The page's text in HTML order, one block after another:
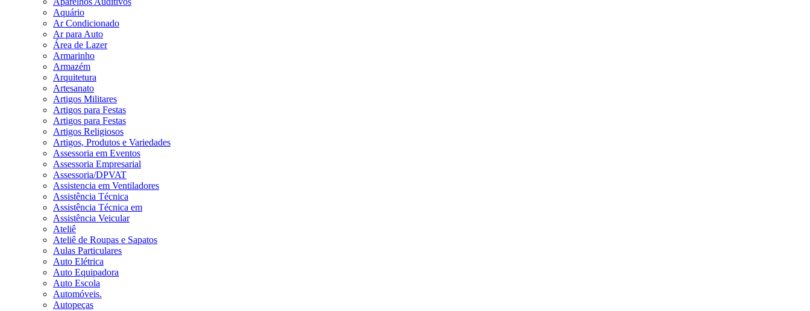
Aquário
Ar Condicionado
Ar para Auto
Área de Lazer
Armarinho
Armazém
Arquitetura
Artesanato
Artigos Militares
Artigos para Festas
Artigos para Festas
Artigos Religiosos
Artigos, Produtos e Variedades
Assessoria em Eventos
Assessoria Empresarial
Assessoria/DPVAT
Assistencia em Ventiladores
Assistência Técnica
Assistência Técnica em
Assistência Veicular
Ateliê
Ateliê de Roupas e Sapatos
Aulas Particulares
Auto Elétrica
Auto Equipadora
Auto Escola
Automóveis.
Autopeças